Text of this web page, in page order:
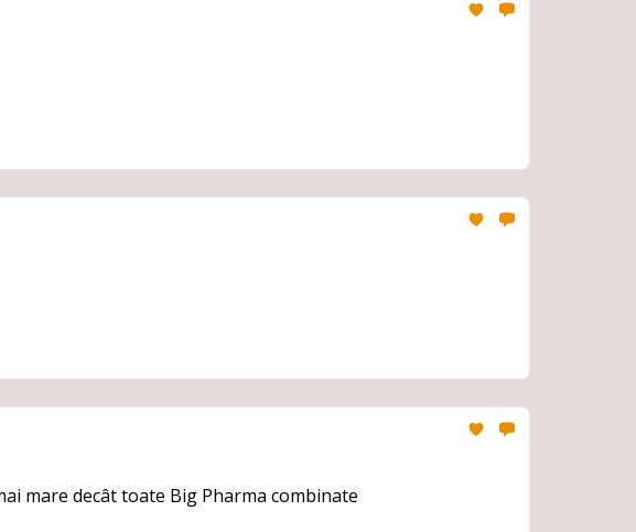
mare decât toate Big Pharma combinate